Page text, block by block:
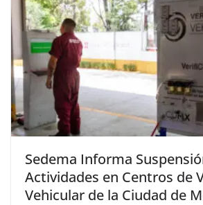
Sedema Informa
Actividades en Centros de
Vehicular de la Ciudad de